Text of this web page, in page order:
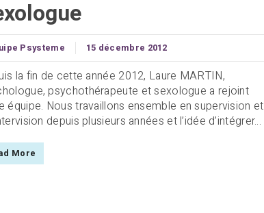
Psysteme 15 décembre 2012
la fin de cette année 2012, Laure MARTIN,
psychothérapeute et sexologue a rejoint
équipe. Nous travaillons ensemble en supervision et
depuis plusieurs années et l’idée d’intégrer...
More